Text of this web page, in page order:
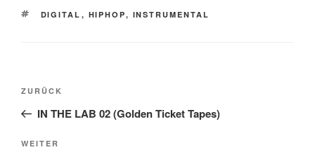
SCHLAGWÖRTER
DIGITAL , HIPHOP, INSTRUMENTAL
Beitragsnavigation
Vorheriger
Beitrag
ZURÜCK
IN THE LAB 02 (Golden Ticket Tapes)
Nächster
WEITER